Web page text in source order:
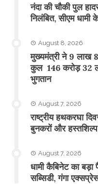
नंदा की चौकी पुल
निलंबित, सीएम धामी
August 8, 2026
मुख्यमंत्री ने 9 लाख
कुल 146 करोड़ 32
भुगतान
August 7, 2026
राष्ट्रीय हथकरघा
बुनकरों और हस्तशिल्प
August 7, 2026
​धामी कैबिनेट का
सब्सिडी, गंगा